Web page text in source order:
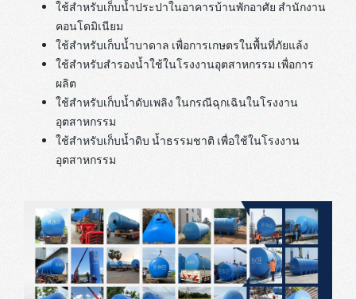
ใช้สำหรับเก็บน้ำประปาในอาคารบ้านพักอาศัย สำนักงาน
คอนโดมิเนียม
ใช้สำหรับเก็บน้ำบาดาล เพื่อการเกษตรในพื้นที่ภัยแล้ง
ใช้สำหรับสำรองน้ำใช้ในโรงงานอุตสาหกรรม เพื่อการ
ผลิต
ใช้สำหรับเก็บน้ำดับเพลิง ในกรณีฉุกเฉินในโรงงาน
อุตสาหกรรม
ใช้สำหรับเก็บน้ำดิบ น้ำธรรมชาติ เพื่อใช้ในโรงงาน
อุตสาหกรรม